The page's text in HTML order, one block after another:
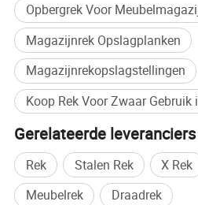
Structuur en
specificaties
Structuur
Mobiliteit
Opbergrek Voor
Magazijnrek Opslagplanken
Magazijnrekopslagstellingen
Koop Rek Voor Zwaar Gebruik
Gerelateerde leveranciers
Rek Stalen Rek X Rek
Meubelrek
Draadrek